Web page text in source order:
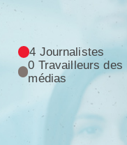
4 Journalistes
0 Travailleurs des
médias